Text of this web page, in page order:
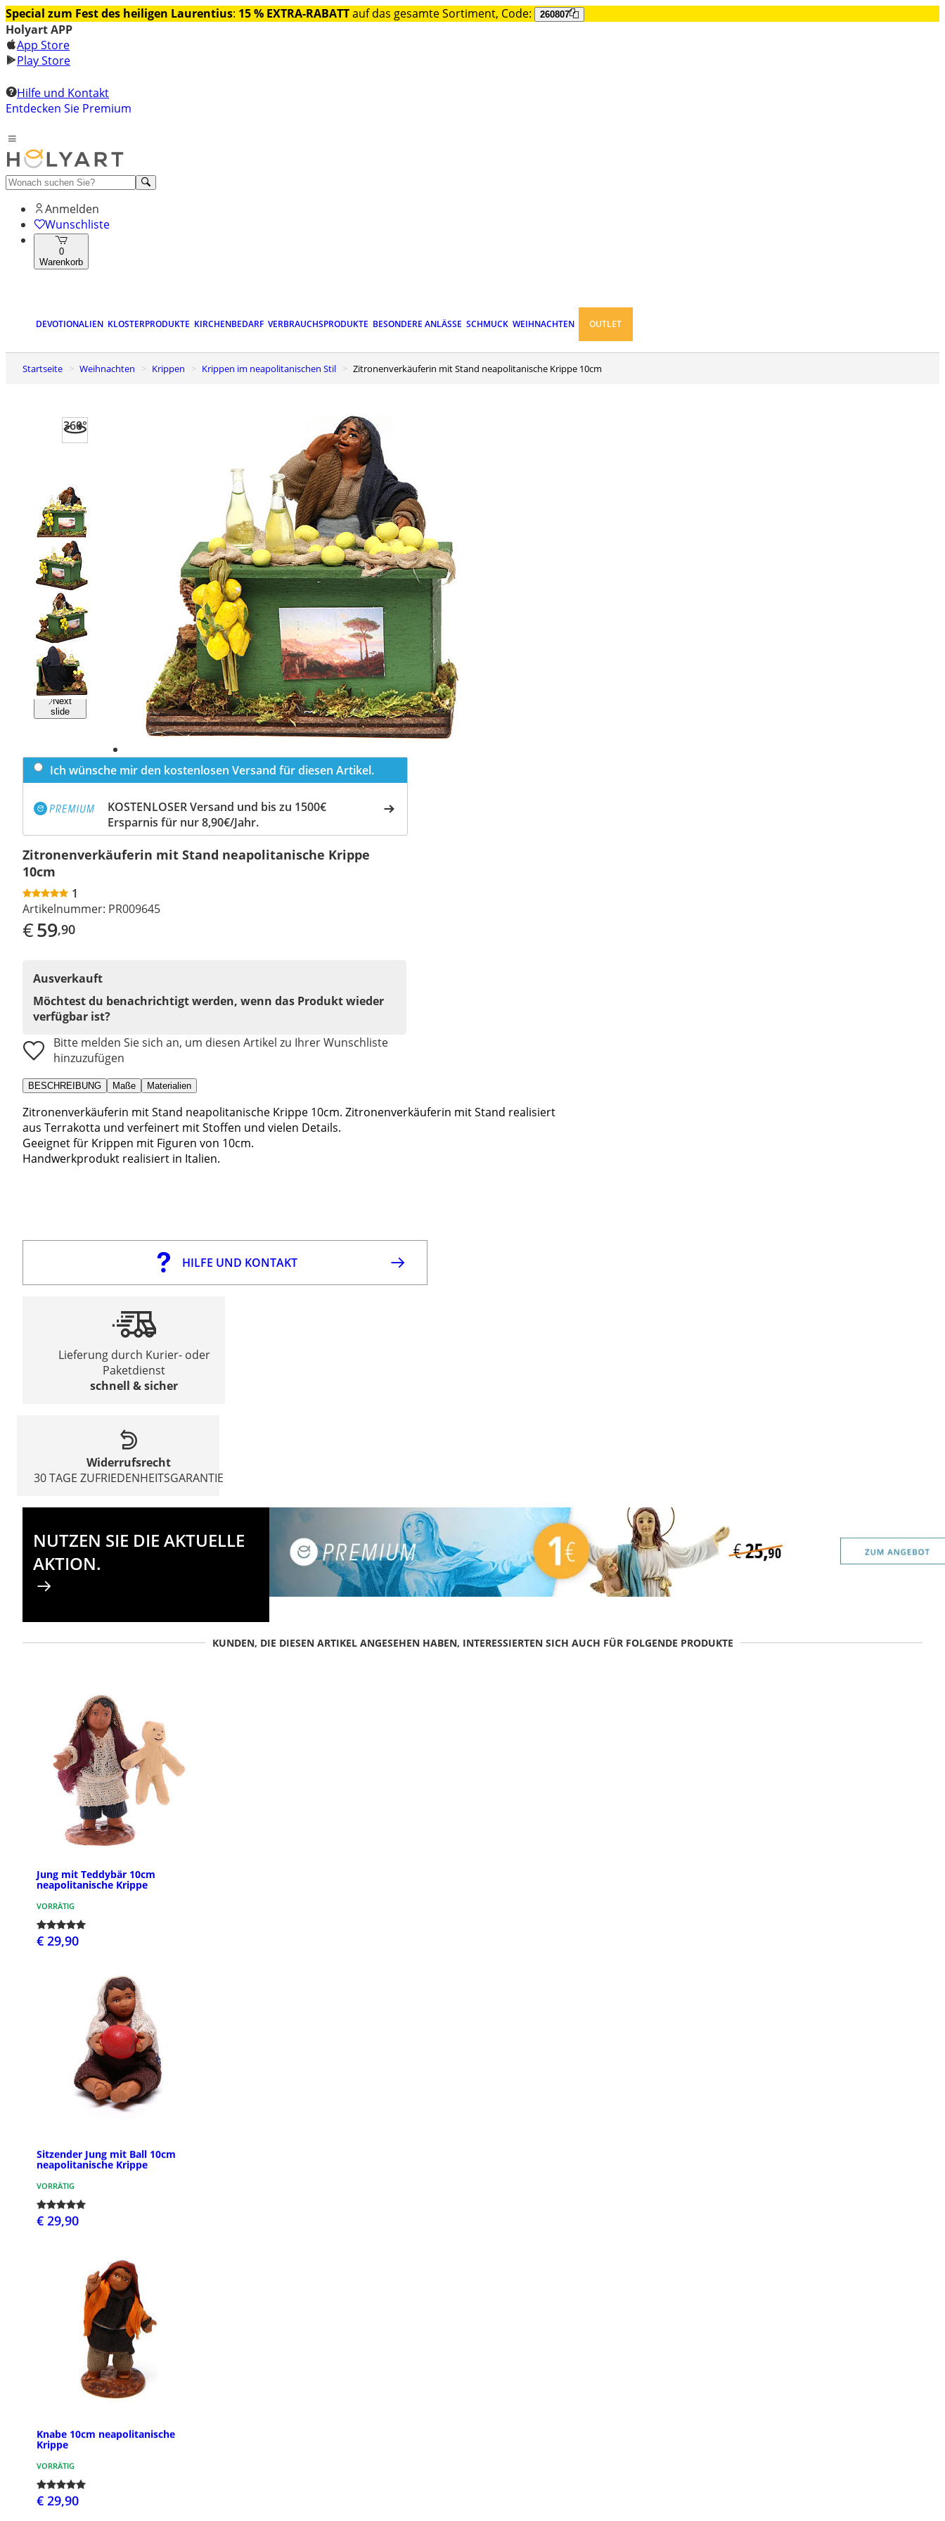
Special zum Fest des heiligen Laurentius: 15 % EXTRA-RABATTauf das gesamte Sortiment, Code: 260807
Holyart APP
App Store
Play Store
Hilfe und Kontakt
Entdecken Sie Premium
Anmelden
Wunschliste
0
Warenkorb
DEVOTIONALIEN KLOSTERPRODUKTE KIRCHENBEDARF VERBRAUCHSPRODUKTE BESONDERE ANLÄSSE SCHMUCK WEIHNACHTEN OUTLET
Startseite Weihnachten Krippen Krippen im neapolitanischen Stil Zitronenverkäuferin mit Stand neapolitanische Krippe 10cm
360°
Previous
slide
Next
slide
Ich wünsche mir den kostenlosen Versand für diesen Artikel.
KOSTENLOSER Versand und bis zu 1500€
Ersparnis für nur 8,90€/Jahr.
Zitronenverkäuferin mit Stand neapolitanische Krippe
10cm
1
Artikelnummer: PR009645
€59,90
Ausverkauft
Möchtest du benachrichtigt werden, wenn das Produkt wieder
verfügbar ist?
Bitte melden Sie sich an, um diesen Artikel zu Ihrer Wunschliste
hinzuzufügen
BESCHREIBUNG Maße Materialien
Zitronenverkäuferin mit Stand neapolitanische Krippe 10cm. Zitronenverkäuferin mit Stand realisiert
aus Terrakotta und verfeinert mit Stoffen und vielen Details.
Geeignet für Krippen mit Figuren von 10cm.
Handwerkprodukt realisiert in Italien.
HILFE UND KONTAKT
Lieferung durch Kurier- oder
Paketdienst
schnell & sicher
Widerrufsrecht
30 TAGE ZUFRIEDENHEITSGARANTIE
NUTZEN SIE DIE AKTUELLE
AKTION.
KUNDEN, DIE DIESEN ARTIKEL ANGESEHEN HABEN, INTERESSIERTEN SICH AUCH FÜR FOLGENDE PRODUKTE
Jung mit Teddybär 10cm
neapolitanische Krippe
VORRÄTIG
€ 29,90
Sitzender Jung mit Ball 10cm
neapolitanische Krippe
VORRÄTIG
€ 29,90
Knabe 10cm neapolitanische
Krippe
VORRÄTIG
€ 29,90